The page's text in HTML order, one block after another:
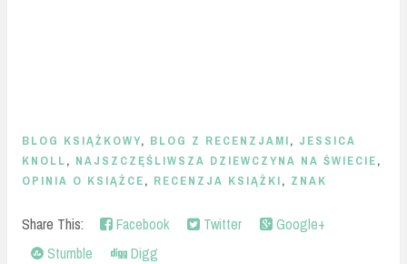
BLOG KSIĄŻKOWY, BLOG Z RECENZJAMI, JESSICA
KNOLL, NAJSZCZĘŚLIWSZA DZIEWCZYNA NA ŚWIECIE,
OPINIA O KSIĄŻCE, RECENZJA KSIĄŻKI, ZNAK
Share This: Facebook Twitter
Google+
Stumble
Digg